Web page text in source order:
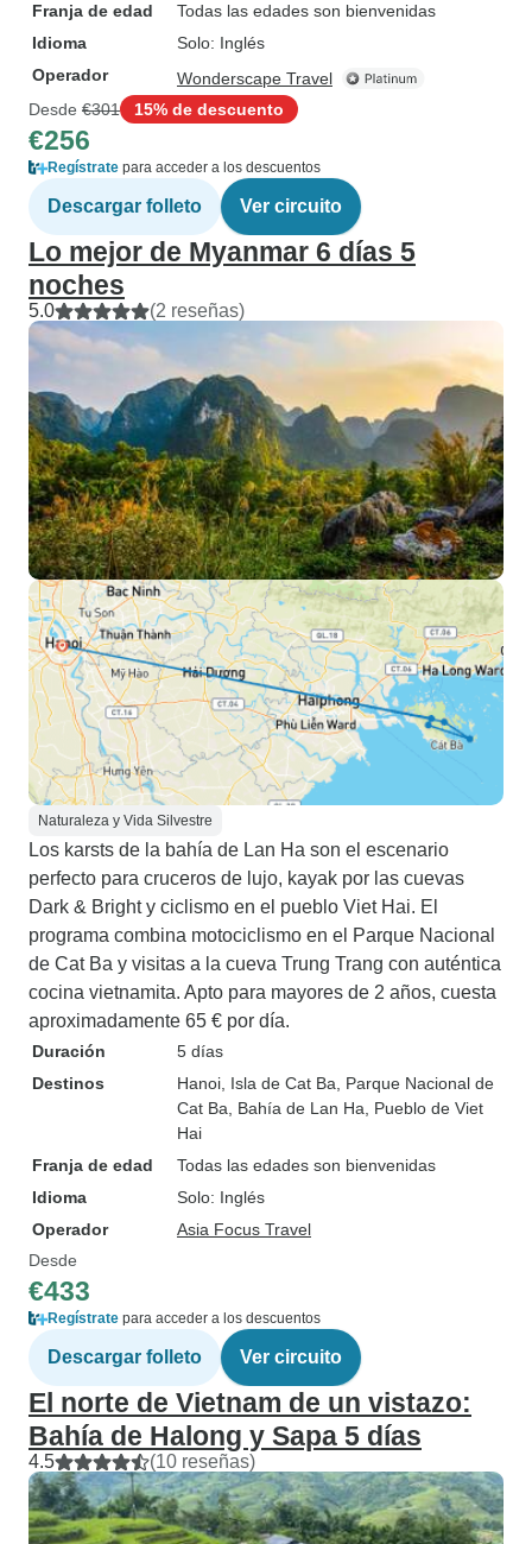
Franja de edad
Todas las edades son bienvenidas
Idioma
Solo: Inglés
Operador
Wonderscape Travel
Desde €301 15% de descuento
€256
Regístrate para acceder a los descuentos
Descargar folleto Ver circuito
Lo mejor de Myanmar 6 días 5
noches
5.0 (2 reseñas)
Naturaleza y Vida Silvestre
Los karsts de la bahía de Lan Ha son el escenario
perfecto para cruceros de lujo, kayak por las cuevas
Dark & Bright y ciclismo en el pueblo Viet Hai. El
programa combina motociclismo en el Parque Nacional
de Cat Ba y visitas a la cueva Trung Trang con auténtica
cocina vietnamita. Apto para mayores de 2 años, cuesta
aproximadamente 65 € por día.
Duración
5 días
Destinos
Hanoi , Isla de Cat Ba , Parque Nacional de
Cat Ba , Bahía de Lan Ha , Pueblo de Viet
Hai
Franja de edad
Todas las edades son bienvenidas
Idioma
Solo: Inglés
Operador
Asia Focus Travel
Desde
€433
Regístrate para acceder a los descuentos
Descargar folleto Ver circuito
El norte de Vietnam de un vistazo:
Bahía de Halong y Sapa 5 días
4.5 (10 reseñas)